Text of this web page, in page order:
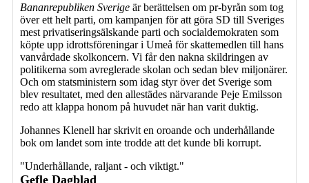
Bananrepubliken Sverige är berättelsen om pr-byrån som tog
över ett helt parti, om kampanjen för att göra SD till Sveriges
mest privatiseringsälskande parti och socialdemokraten som
köpte upp idrotts­föreningar i Umeå för skattemedlen till hans
vanvårdade skolkoncern. Vi får den nakna skildringen av
politikerna som avreglerade skolan och sedan blev miljonärer.
Och om statsministern som idag styr över det Sverige som
blev resultatet, med den allestädes närvarande Peje Emilsson
redo att klappa honom på huvudet när han varit duktig.
Johannes Klenell har skrivit en oroande och underhållande
bok om landet som inte trodde att det kunde bli kor­rupt.
"Underhållande, raljant - och viktigt."
Gefle Dagblad